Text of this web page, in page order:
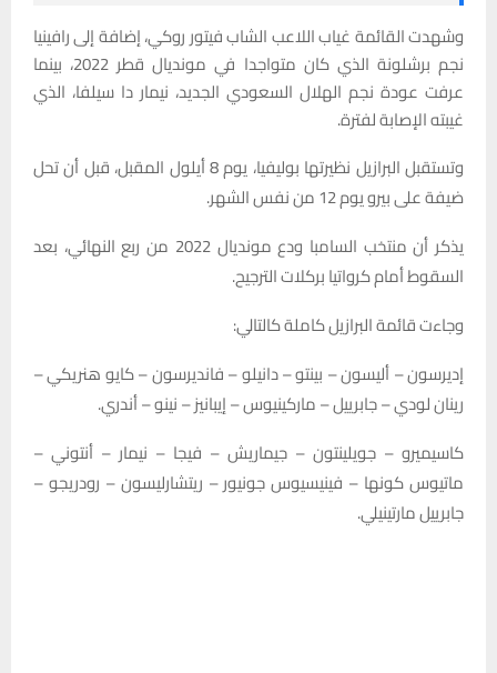
وشهدت القائمة غياب اللاعب الشاب فيتور روكي، إضافة إلى رافينيا
نجم برشلونة الذي كان متواجدا في مونديال قطر 2022، بينما
عرفت عودة نجم الهلال السعودي الجديد، نيمار دا سيلفا، الذي
غيبته الإصابة لفترة.
وتستقبل البرازيل نظيرتها بوليفيا، يوم 8 أيلول المقبل، قبل أن تحل
ضيفة على بيرو يوم 12 من نفس الشهر.
يذكر أن منتخب السامبا ودع مونديال 2022 من ربع النهائي، بعد
السقوط أمام كرواتيا بركلات الترجيح.
وجاءت قائمة البرازيل كاملة كالتالي:
إديرسون – أليسون – بينتو – دانيلو – فانديرسون – كايو هنريكي –
رينان لودي – جابرييل – ماركينيوس – إيبانيز – نينو – أندري.
كاسيميرو – جويلينتون – جيماريش – فيجا – نيمار – أنتوني –
ماتيوس كونها – فينيسيوس جونيور – ريتشارليسون – رودريجو –
جابرييل مارتينيلي.